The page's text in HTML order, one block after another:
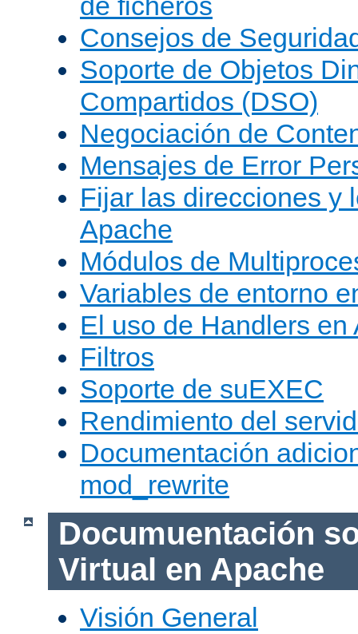
Consejos de
Soporte de Objetos
Compartidos (DSO)
Negociación de
Mensajes de Error
Fijar las direcciones y
Apache
Módulos de
Variables de entorno
El uso de Handlers en
Filtros
Soporte de suEXEC
Rendimiento del
Documentación
mod_rewrite
Documuentación
Virtual en Apache
Visión General